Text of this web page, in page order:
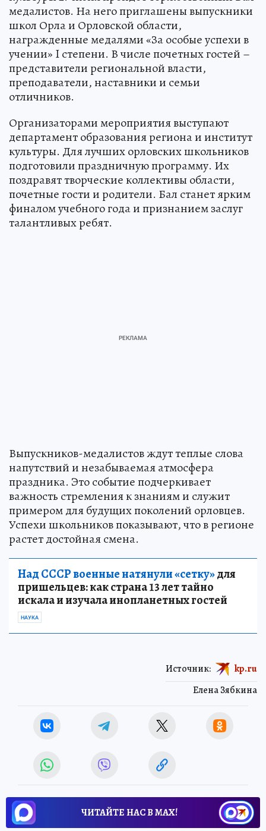
медалистов. На него приглашены выпускники
школ Орла и Орловской области,
награжденные медалями «За особые успехи в
учении» I степени. В числе почетных гостей –
представители региональной власти,
преподаватели, наставники и семьи
отличников.
Организаторами мероприятия выступают
департамент образования региона и институт
культуры. Для лучших орловских школьников
подготовили праздничную программу. Их
поздравят творческие коллективы области,
почетные гости и родители. Бал станет ярким
финалом учебного года и признанием заслуг
талантливых ребят.
Выпускников-медалистов ждут теплые слова
напутствий и незабываемая атмосфера
праздника. Это событие подчеркивает
важность стремления к знаниям и служит
примером для будущих поколений орловцев.
Успехи школьников показывают, что в регионе
растет достойная смена.
Над СССР военные натянули «сетку»для
пришельцев: как страна 13 лет тайно
искала и изучала инопланетных гостей
НАУКА
Елена Зябкина
Источник: kp.ru
ЧИТАЙТЕ НАС В МАХ!